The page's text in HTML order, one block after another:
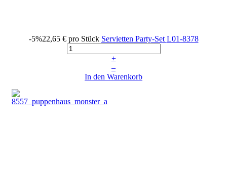
-5%22,65 € pro Stück Servietten Party-Set L01-8378
+
–
In den Warenkorb